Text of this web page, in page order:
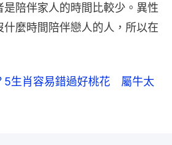
陪伴家人的時間比較少。異性
麼時間陪伴戀人的人，所以在
5生肖容易錯過好桃花 屬牛太